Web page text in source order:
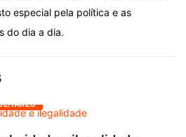
especial pela política e as
do dia a dia.